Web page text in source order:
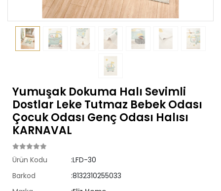
Yumuşak Dokuma Halı Sevimli
Dostlar Leke Tutmaz Bebek Odası
Çocuk Odası Genç Odası Halısı
KARNAVAL
Ürün Kodu
:LFD-30
Barkod
:8132310255033